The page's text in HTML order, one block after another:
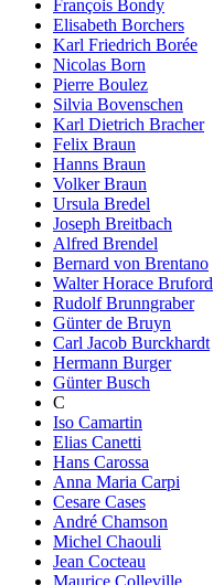
François Bondy
Elisabeth Borchers
Karl Friedrich Borée
Nicolas Born
Pierre Boulez
Silvia Bovenschen
Karl Dietrich Bracher
Felix Braun
Hanns Braun
Volker Braun
Ursula Bredel
Joseph Breitbach
Alfred Brendel
Bernard von Brentano
Walter Horace Bruford
Rudolf Brunngraber
Günter de Bruyn
Carl Jacob Burckhardt
Hermann Burger
Günter Busch
C
Iso Camartin
Elias Canetti
Hans Carossa
Anna Maria Carpi
Cesare Cases
André Chamson
Michel Chaouli
Jean Cocteau
Maurice Colleville